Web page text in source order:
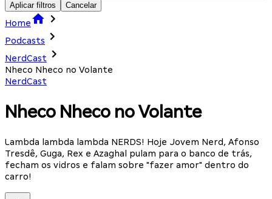
Aplicar filtros Cancelar
Home
Podcasts
NerdCast
Nheco Nheco no Volante
NerdCast
Nheco Nheco no Volante
Lambda lambda lambda NERDS! Hoje Jovem Nerd, Afonso
Tresdê, Guga, Rex e Azaghal pulam para o banco de trás,
fecham os vidros e falam sobre "fazer amor" dentro do
carro!